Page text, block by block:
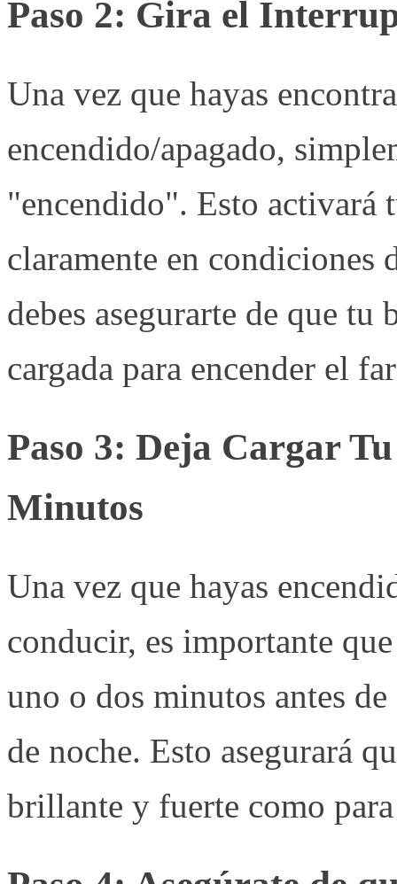
Paso 2: Gira el
Una vez que hayas
encendido/apagado,
"encendido". Esto activará
claramente en condiciones
debes asegurarte de que tu
cargada para encender el
Paso 3: Deja Cargar
Minutos
Una vez que hayas
conducir, es importante
uno o dos minutos antes
de noche. Esto asegurará
brillante y fuerte como